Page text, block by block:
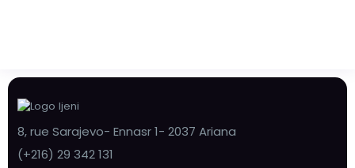
8, rue Sarajevo- Ennasr 1- 2037 Ariana
(+216) 29 342 131